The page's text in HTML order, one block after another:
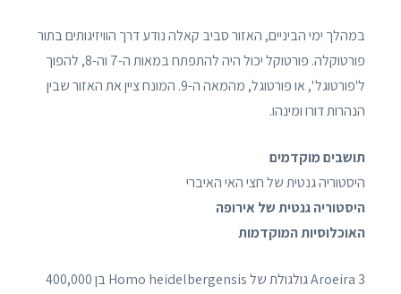
במהלך ימי הביניים, האזור סביב קאלה נודע דרך הוויזיגותים בתור
פורטוקלה. פורטוקל יכול היה להתפתח במאות ה-7 וה-8, להפוך
ל'פורטוגל ', או פורטוגל, מהמאה ה-9. המונח ציין את האזור שבין
הנהרות דורו ומינהו.
תושבים מוקדמים
היסטוריה גנטית של חצי האי האיברי
היסטוריה גנטית של אירופה
האוכלוסיות המוקדמות
Aroeira 3 גולגולת של Homo heidelbergensis בן 400,000